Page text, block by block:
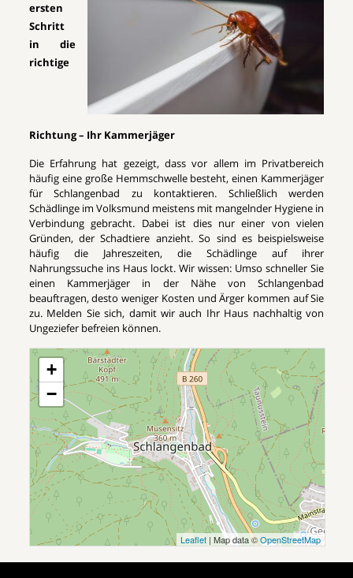
ersten
Schritt
in die
richtige
Richtung – Ihr Kammerjäger
Die Erfahrung hat gezeigt, dass vor allem im Privatbereich
häufig eine große Hemmschwelle besteht, einen Kammerjäger
für Schlangenbad zu kontaktieren. Schließlich werden
Schädlinge im Volksmund meistens mit mangelnder Hygiene in
Verbindung gebracht. Dabei ist dies nur einer von vielen
Gründen, der Schadtiere anzieht. So sind es beispielsweise
häufig die Jahreszeiten, die Schädlinge auf ihrer
Nahrungssuche ins Haus lockt. Wir wissen: Umso schneller Sie
einen Kammerjäger in der Nähe von Schlangenbad
beauftragen, desto weniger Kosten und Ärger kommen auf Sie
zu. Melden Sie sich, damit wir auch Ihr Haus nachhaltig von
Ungeziefer befreien können.
+
−
Leaflet | Map data ©OpenStreetMap